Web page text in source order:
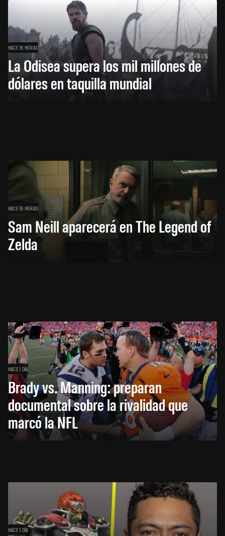
HACE 18 HORAS
La Odisea supera los mil millones de
dólares en taquilla mundial
HACE 19 HORAS
Sam Neill aparecerá en The Legend of
Zelda
HACE 1 DÍA
Brady vs. Manning: preparan
documental sobre la rivalidad que
marcó la NFL
HACE 1 DÍA